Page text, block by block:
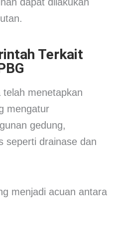
Terkait
menetapkan
mengatur
gedung,
seperti drainase dan
menjadi acuan antara